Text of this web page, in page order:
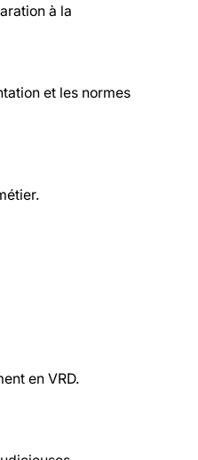
à la
et les normes
en VRD.